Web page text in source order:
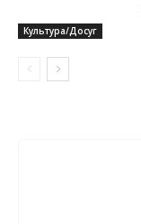
Культура/Досуг